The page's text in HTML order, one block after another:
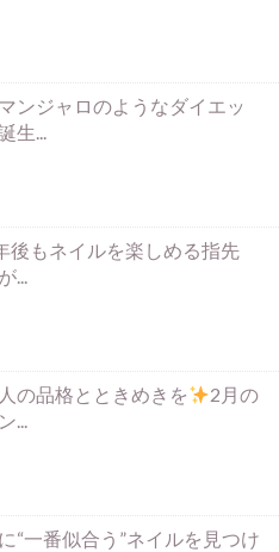
ンジャロのようなダイエッ
生...
後もネイルを楽しめる指先
...
の品格とときめきを
2月の
...
“一番似合う”ネイルを見つけ